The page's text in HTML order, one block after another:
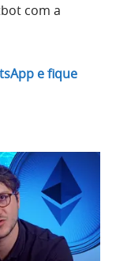
com a
e fique